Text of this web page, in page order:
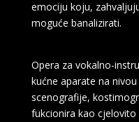
emociju koju,
moguće banalizirati.
Opera za vokalno-
kućne aparate na
scenografije,
fukcionira kao